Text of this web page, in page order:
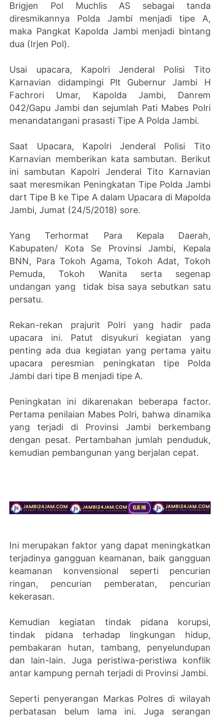
Brigjen Pol Muchlis AS sebagai tanda
diresmikannya Polda Jambi menjadi tipe A,
maka Pangkat Kapolda Jambi menjadi bintang
dua (Irjen Pol).
Usai upacara, Kapolri Jenderal Polisi Tito
Karnavian didampingi Plt Gubernur Jambi H
Fachrori Umar, Kapolda Jambi, Danrem
042/Gapu Jambi dan sejumlah Pati Mabes Polri
menandatangani prasasti Tipe A Polda Jambi.
Saat Upacara, Kapolri Jenderal Polisi Tito
Karnavian memberikan kata sambutan. Berikut
ini sambutan Kapolri Jenderal Tito Karnavian
saat meresmikan Peningkatan Tipe Polda Jambi
dart Tipe B ke Tipe A dalam Upacara di Mapolda
Jambi, Jumat (24/5/2018) sore.
Yang Terhormat Para Kepala Daerah,
Kabupaten/ Kota Se Provinsi Jambi, Kepala
BNN, Para Tokoh Agama, Tokoh Adat, Tokoh
Pemuda, Tokoh Wanita serta segenap
undangan yang tidak bisa saya sebutkan satu
persatu.
Rekan-rekan prajurit Polri yang hadir pada
upacara ini. Patut disyukuri kegiatan yang
penting ada dua kegiatan yang pertama yaitu
upacara peresmian peningkatan tipe Polda
Jambi dari tipe B menjadi tipe A.
Peningkatan ini dikarenakan beberapa factor.
Pertama penilaian Mabes Polri, bahwa dinamika
yang terjadi di Provinsi Jambi berkembang
dengan pesat. Pertambahan jumlah penduduk,
kemudian pembangunan yang berjalan cepat.
Ini merupakan faktor yang dapat meningkatkan
terjadinya gangguan keamanan, baik gangguan
keamanan konvensional seperti pencurian
ringan, pencurian pemberatan, pencurian
kekerasan.
Kemudian kegiatan tindak pidana korupsi,
tindak pidana terhadap lingkungan hidup,
pembakaran hutan, tambang, penyelundupan
dan lain-lain. Juga peristiwa-peristiwa konflik
antar kampung pernah terjadi di Provinsi Jambi.
Seperti penyerangan Markas Polres di wilayah
perbatasan belum lama ini. Juga serangan